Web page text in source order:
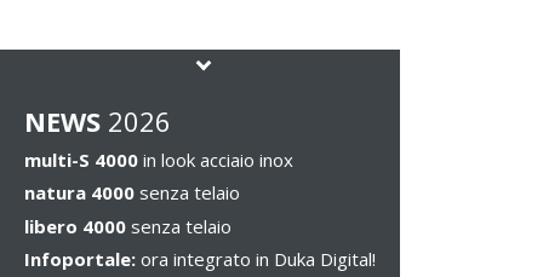
NEWS 2026
multi-S 4000 in look acciaio inox
natura 4000 senza telaio
libero 4000 senza telaio
Infoportale: ora integrato in Duka Digital!